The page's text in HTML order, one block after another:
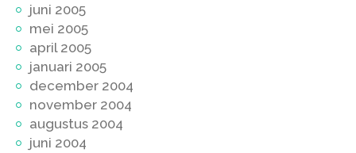
juni 2005
mei 2005
april 2005
januari 2005
december 2004
november 2004
augustus 2004
juni 2004